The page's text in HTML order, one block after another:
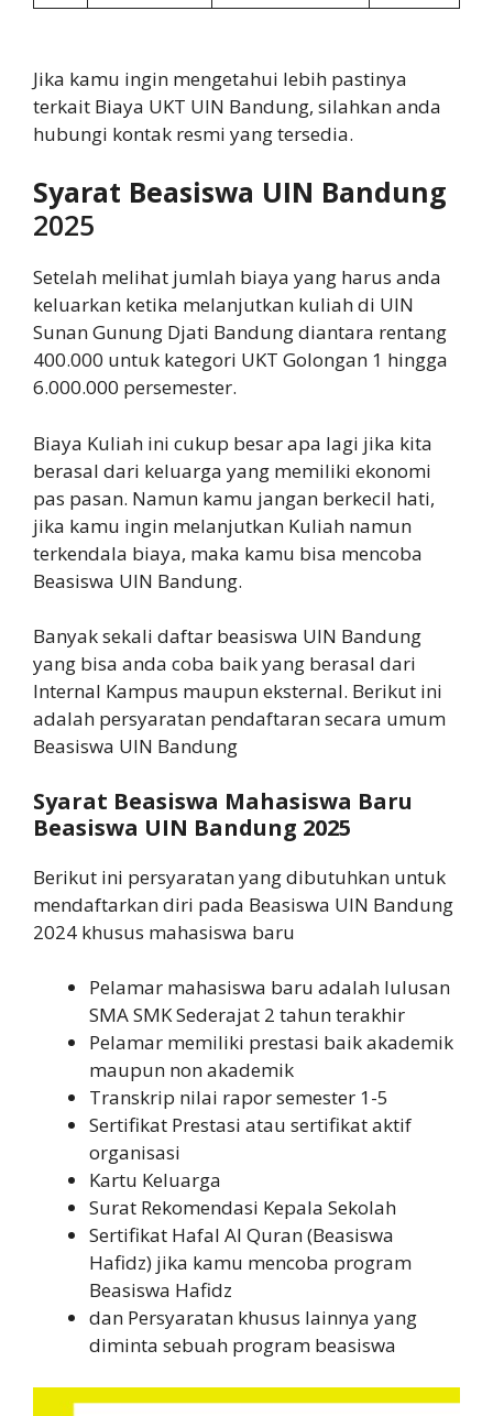
Jika kamu ingin mengetahui lebih pastinya
terkait Biaya UKT UIN Bandung, silahkan anda
hubungi kontak resmi yang tersedia.
Syarat Beasiswa UIN Bandung
2025
Setelah melihat jumlah biaya yang harus anda
keluarkan ketika melanjutkan kuliah di UIN
Sunan Gunung Djati Bandung diantara rentang
400.000 untuk kategori UKT Golongan 1 hingga
6.000.000 persemester.
Biaya Kuliah ini cukup besar apa lagi jika kita
berasal dari keluarga yang memiliki ekonomi
pas pasan. Namun kamu jangan berkecil hati,
jika kamu ingin melanjutkan Kuliah namun
terkendala biaya, maka kamu bisa mencoba
Beasiswa UIN Bandung.
Banyak sekali daftar beasiswa UIN Bandung
yang bisa anda coba baik yang berasal dari
Internal Kampus maupun eksternal. Berikut ini
adalah persyaratan pendaftaran secara umum
Beasiswa UIN Bandung
Syarat Beasiswa Mahasiswa Baru
Beasiswa UIN Bandung 2025
Berikut ini persyaratan yang dibutuhkan untuk
mendaftarkan diri pada Beasiswa UIN Bandung
2024 khusus mahasiswa baru
Pelamar mahasiswa baru adalah lulusan
SMA SMK Sederajat 2 tahun terakhir
Pelamar memiliki prestasi baik akademik
maupun non akademik
Transkrip nilai rapor semester 1-5
Sertifikat Prestasi atau sertifikat aktif
organisasi
Kartu Keluarga
Surat Rekomendasi Kepala Sekolah
Sertifikat Hafal Al Quran (Beasiswa
Hafidz) jika kamu mencoba program
Beasiswa Hafidz
dan Persyaratan khusus lainnya yang
diminta sebuah program beasiswa